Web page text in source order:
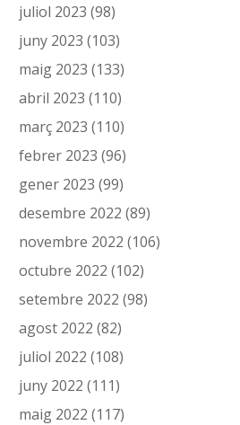
juliol 2023 (98)
juny 2023 (103)
maig 2023 (133)
abril 2023 (110)
març 2023 (110)
febrer 2023 (96)
gener 2023 (99)
desembre 2022 (89)
novembre 2022 (106)
octubre 2022 (102)
setembre 2022 (98)
agost 2022 (82)
juliol 2022 (108)
juny 2022 (111)
maig 2022 (117)